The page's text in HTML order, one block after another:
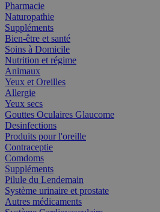
Pharmacie
Naturopathie
Suppléments
Bien-être et santé
Soins à Domicile
Nutrition et régime
Animaux
Yeux et Oreilles
Allergie
Yeux secs
Gouttes Oculaires Glaucome
Desinfections
Produits pour l'oreille
Contraceptie
Comdoms
Suppléments
Pilule du Lendemain
Système urinaire et prostate
Autres médicaments